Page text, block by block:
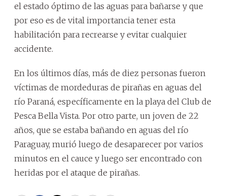
el estado óptimo de las aguas para bañarse y que
por eso es de vital importancia tener esta
habilitación para recrearse y evitar cualquier
accidente.
En los últimos días, más de diez personas fueron
víctimas de mordeduras de pirañas en aguas del
río Paraná, específicamente en la playa del Club de
Pesca Bella Vista. Por otro parte, un joven de 22
años, que se estaba bañando en aguas del río
Paraguay, murió luego de desaparecer por varios
minutos en el cauce y luego ser encontrado con
heridas por el ataque de pirañas.